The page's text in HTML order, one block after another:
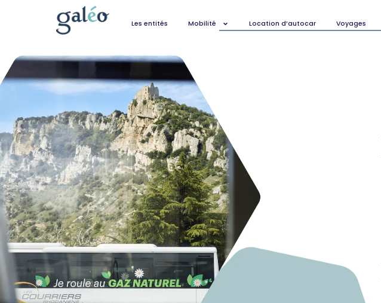
Les entités Mobilité Location d’autocar Voyages